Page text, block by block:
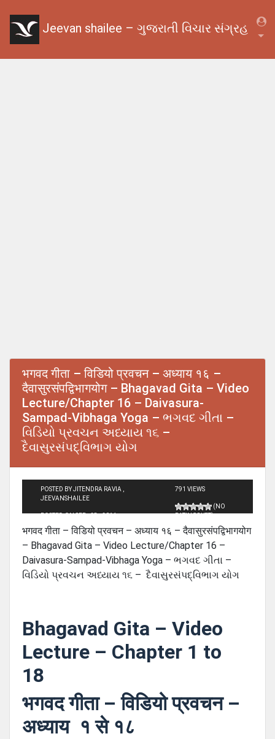
Jeevan shailee – ગુજરાતી વિચાર સંગ્રહ
भगवद गीता – विडियो प्रवचन – अध्याय १६ –
दैवासुरसंपद्विभागयोग – Bhagavad Gita – Video
Lecture/Chapter 16 – Daivasura-
Sampad-Vibhaga Yoga – ભગવદ ગીતા –
વિડિયો પ્રવચન અધ્યાય ૧૬ –
દૈવાસુરસંપદ્વિભાગ યોગ
POSTED BY JITENDRA RAVIA ,
JEEVANSHAILEE
POSTED ON SEP - 28 - 2014
791 VIEWS
(NO
RATINGS YET)
भगवद गीता – विडियो प्रवचन – अध्याय १६ – दैवासुरसंपद्विभागयोग
– Bhagavad Gita – Video Lecture/Chapter 16 –
Daivasura-Sampad-Vibhaga Yoga – ભગવદ ગીતા –
વિડિયો પ્રવચન અધ્યાય ૧૬ – દૈવાસુરસંપદ્વિભાગ યોગ
Bhagavad Gita – Video
Lecture – Chapter 1 to
18
भगवद गीता – विडियो प्रवचन –
अध्याय १ से १८